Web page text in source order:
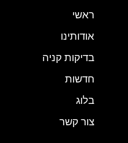
ראשי
אודותינו
בדיקות קניה
חדשות
בלוג
צור קשר